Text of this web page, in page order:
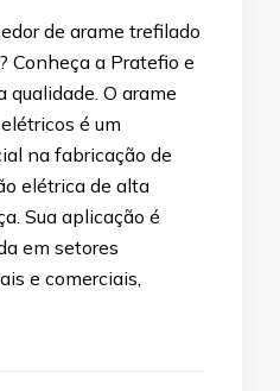
de arame trefilado
Conheça a Pratefio e
qualidade. O arame
é um
na fabricação de
elétrica de alta
Sua aplicação é
em setores
e comerciais,